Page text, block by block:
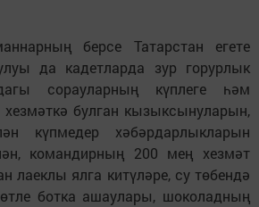
берсе Татарстан егете
да кадетларда зур горурлык
со­рау­ларның күплеге һәм
хезмәткә булган кызыксынуларын,
күпмедер хәбәрдарлыкларын
коман­дир­ның 200 мең хезмәт
лаеклы ялга китүләре, су төбендә
ботка ашаулары, шо­коладның